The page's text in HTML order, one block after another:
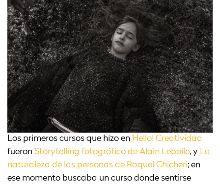
Los primeros cursos que hizo en Hello! Creatividad
fueron Storytelling fotográfico de Alain Leboile, y La
naturaleza de las personas de Raquel Chicheri; en
ese momento buscaba un curso donde sentirse